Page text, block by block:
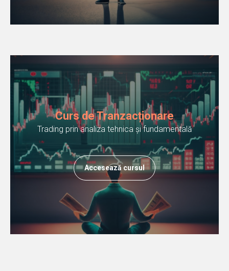
Curs de Tranzacționare
Trading prin analiza tehnica și fundamentală
Accesează cursul